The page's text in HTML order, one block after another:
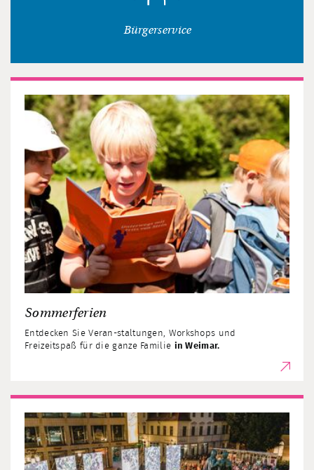
Bürgerservice
Sommerferien
Entdecken Sie Veran-staltungen, Workshops und
Freizeitspaß für die ganze Familie in Weimar.